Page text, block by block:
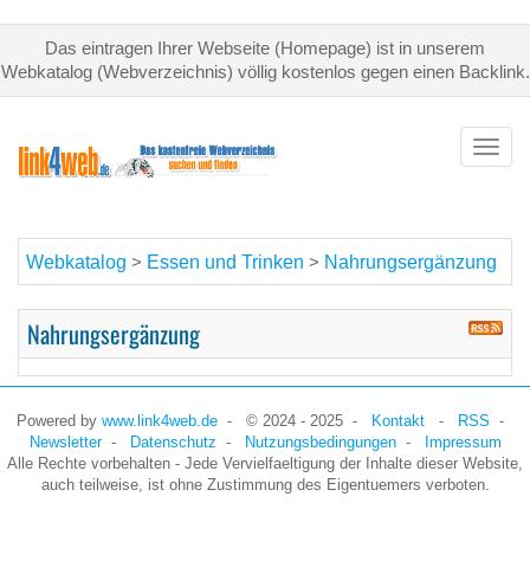
Das eintragen Ihrer Webseite (Homepage) ist in unserem
Webkatalog (Webverzeichnis) völlig kostenlos gegen einen Backlink.
Webkatalog > Essen und Trinken > Nahrungsergänzung
Nahrungsergänzung
Powered by www.link4web.de - © 2024 - 2025 - Kontakt - RSS -
Newsletter- Datenschutz - Nutzungsbedingungen-
Impressum
Alle Rechte vorbehalten - Jede Vervielfaeltigung der Inhalte dieser Website,
auch teilweise, ist ohne Zustimmung des Eigentuemers verboten.